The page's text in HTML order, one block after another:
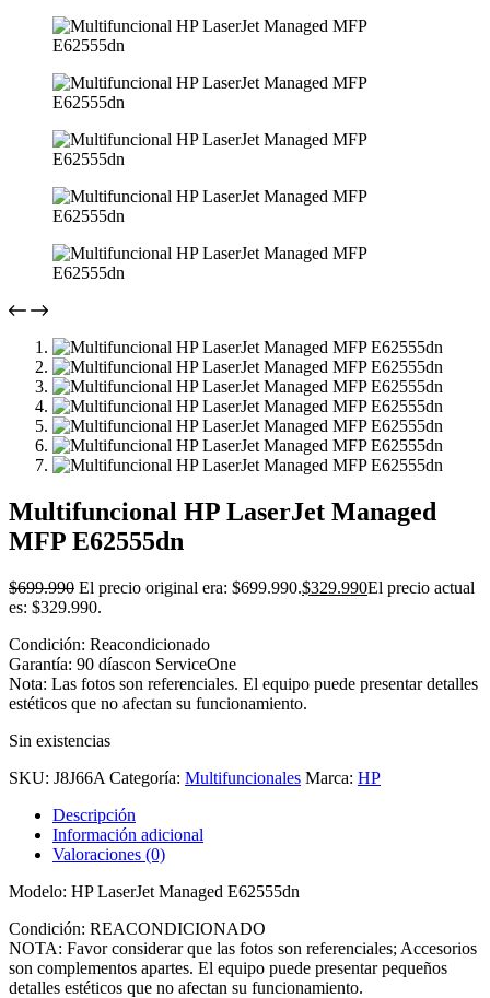
Multifuncional HP LaserJet Managed
MFP E62555dn
$699.990 El precio original era: $699.990.$329.990El precio actual
es: $329.990.
Condición: Reacondicionado
Garantía: 90 díascon ServiceOne
Nota: Las fotos son referenciales. El equipo puede presentar detalles
estéticos que no afectan su funcionamiento.
Sin existencias
SKU: J8J66A Categoría: Multifuncionales Marca: HP
Descripción
Información adicional
Valoraciones (0)
Modelo: HP LaserJet Managed E62555dn
Condición: REACONDICIONADO
NOTA: Favor considerar que las fotos son referenciales; Accesorios
son complementos apartes. El equipo puede presentar pequeños
detalles estéticos que no afectan su funcionamiento.